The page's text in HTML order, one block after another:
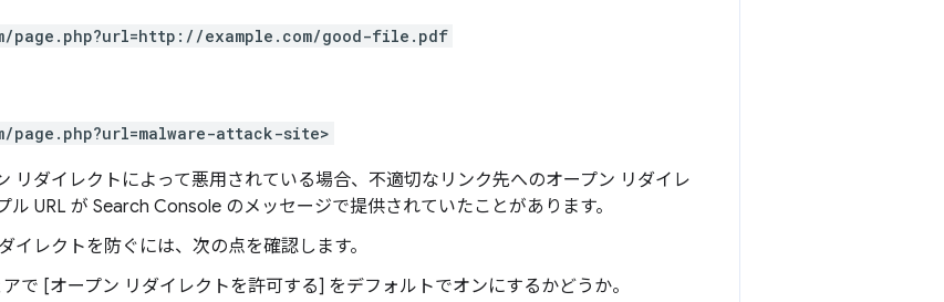
page.php?url=http://example.com/good-file.pdf
page.php?url=malware-attack-site>
リダイレクトによって悪用されている場合、不適切なリンク先へのオープン リダイレ
ル URL が Search Console のメッセージで提供されていたことがあります。
イレクトを防ぐには、次の点を確認します。
で [オープン リダイレクトを許可する] をデフォルトでオンにするかどうか。